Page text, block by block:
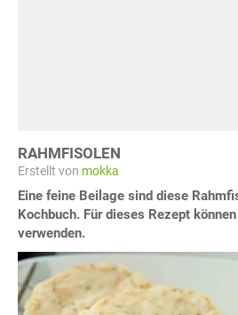
RAHMFISOLEN
Erstellt von mokka
Eine feine Beilage sind diese
Kochbuch. Für dieses Rezept
verwenden.